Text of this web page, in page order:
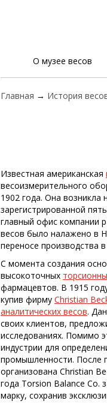
О музее весов
Главная → История
Известная американская
весоизмерительного
1902 года. Она возникла
зарегистрированной
главный офис компании
весов было налажено в
переносе производства
С момента создания
высокоточных
фармацевтов. В 1915
купив фирму Christian
аналитических весов.
своих клиентов,
исследованиях. Помимо
индустрии для
промышленности. После
организована Christian
года Torsion Balance Co.
марку, сохранив